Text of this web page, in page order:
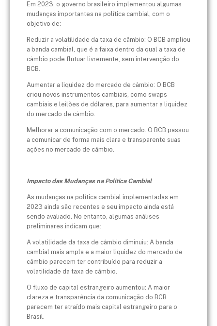
Em 2023, o governo brasileiro implementou algumas
mudanças importantes na política cambial, com o
objetivo de:
Reduzir a volatilidade da taxa de câmbio: O BCB ampliou
a banda cambial, que é a faixa dentro da qual a taxa de
câmbio pode flutuar livremente, sem intervenção do
BCB.
Aumentar a liquidez do mercado de câmbio: O BCB
criou novos instrumentos cambiais, como swaps
cambiais e leilões de dólares, para aumentar a liquidez
do mercado de câmbio.
Melhorar a comunicação com o mercado: O BCB passou
a comunicar de forma mais clara e transparente suas
ações no mercado de câmbio.
Impacto das Mudanças na Política Cambial
As mudanças na política cambial implementadas em
2023 ainda são recentes e seu impacto ainda está
sendo avaliado. No entanto, algumas análises
preliminares indicam que:
A volatilidade da taxa de câmbio diminuiu: A banda
cambial mais ampla e a maior liquidez do mercado de
câmbio parecem ter contribuído para reduzir a
volatilidade da taxa de câmbio.
O fluxo de capital estrangeiro aumentou: A maior
clareza e transparência da comunicação do BCB
parecem ter atraído mais capital estrangeiro para o
Brasil.